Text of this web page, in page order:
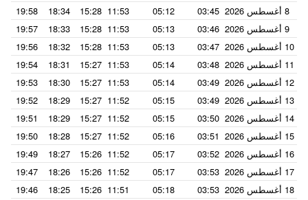
8 أغسطس 2026
03:45
05:12
11:53
15:28
18:34
19:58
9 أغسطس 2026
03:46
05:13
11:53
15:28
18:33
19:57
10 أغسطس 2026
03:47
05:13
11:53
15:28
18:32
19:56
11 أغسطس 2026
03:48
05:14
11:53
15:27
18:31
19:54
12 أغسطس 2026
03:49
05:14
11:53
15:27
18:30
19:53
13 أغسطس 2026
03:49
05:15
11:52
15:27
18:29
19:52
14 أغسطس 2026
03:50
05:15
11:52
15:27
18:29
19:51
15 أغسطس 2026
03:51
05:16
11:52
15:27
18:28
19:50
16 أغسطس 2026
03:52
05:17
11:52
15:26
18:27
19:49
17 أغسطس 2026
03:53
05:17
11:52
15:26
18:26
19:47
18 أغسطس 2026
03:53
05:18
11:51
15:26
18:25
19:46